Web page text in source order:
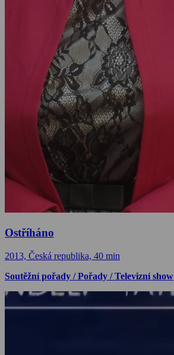
Ostříháno
2013, Česká republika, 40 min
Soutěžní pořady / Pořady / Televizní show